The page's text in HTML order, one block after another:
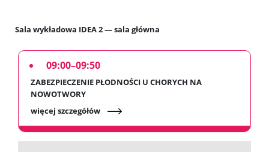
Sala wykładowa IDEA 2 — sala główna
09:00–09:50
ZABEZPIECZENIE PŁODNOŚCI U CHORYCH NA
NOWOTWORY
więcej szczegółów